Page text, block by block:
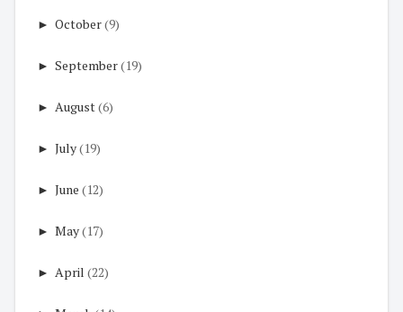
► October(9)
► September(19)
► August(6)
► July(19)
► June (12)
► May(17)
► April (22)